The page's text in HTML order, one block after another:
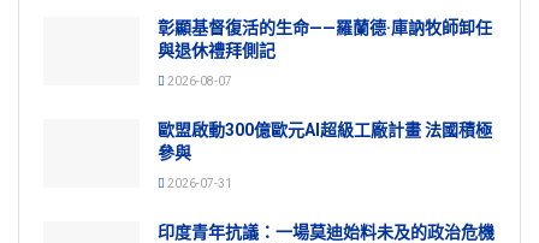
彰顯基督復活的生命——羅蘭德·庫訥牧師卸任
與退休禮拜側記
2026-08-07
歐盟啟動300億歐元AI超級工廠計畫 法國積極
參與
2026-07-31
印度青年抗議：一場莫迪始料未及的政治危機